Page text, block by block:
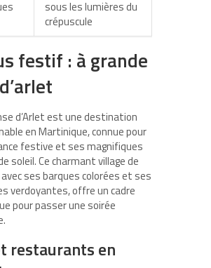
sous les lumières du
crépuscule
festif : à grande
d’Arletest une destination
en Martinique, connue pour
festive et ses magnifiques
soleil. Ce charmant village de
ses barques colorées et ses
verdoyantes, offre un cadre
pour passer une soirée
restaurants en